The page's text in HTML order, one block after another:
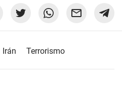
Irán Terrorismo